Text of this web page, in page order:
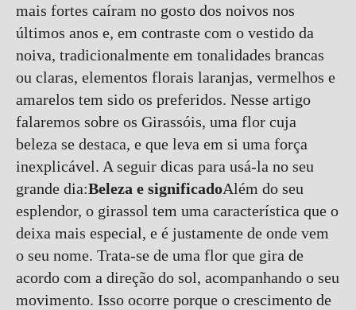
mais fortes caíram no gosto dos noivos nos
últimos anos e, em contraste com o vestido da
noiva, tradicionalmente em tonalidades brancas
ou claras, elementos florais laranjas, vermelhos e
amarelos tem sido os preferidos. Nesse artigo
falaremos sobre os Girassóis, uma flor cuja
beleza se destaca, e que leva em si uma força
inexplicável. A seguir dicas para usá-la no seu
grande dia:Beleza e significadoAlém do seu
esplendor, o girassol tem uma característica que o
deixa mais especial, e é justamente de onde vem
o seu nome. Trata-se de uma flor que gira de
acordo com a direção do sol, acompanhando o seu
movimento. Isso ocorre porque o crescimento de